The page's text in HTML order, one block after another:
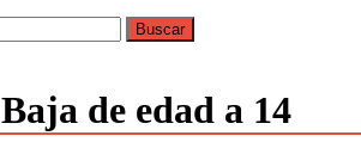
Baja de edad a 14